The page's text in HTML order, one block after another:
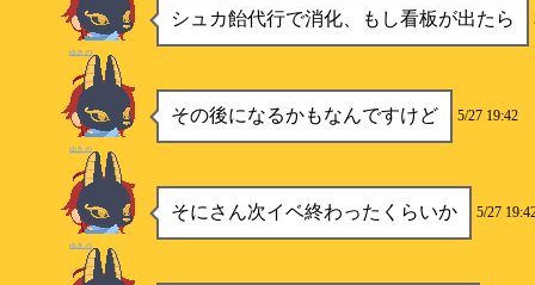
シュカ飴代行で消化、もし看板が出たら
ゆきの
その後になるかもなんですけど 5/27 19:42
ゆきの
そにさん次イベ終わったくらいか 5/27
ゆきの